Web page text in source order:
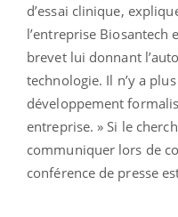
d’essai clinique,
l’entreprise Biosantech
brevet lui donnant
technologie. Il n’y a
développement
entreprise. » Si le
communiquer lors de
conférence de presse